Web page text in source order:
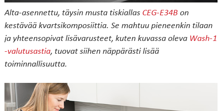
Alta-asennettu, täysin musta tiskiallas CEG-E34Bon
kestävää kvartsikomposiittia. Se mahtuu pieneenkin tilaan
ja yhteensopivat lisävarusteet, kuten kuvassa oleva Wash-1
-valutusastia, tuovat siihen näppärästi lisää
toiminnallisuutta.